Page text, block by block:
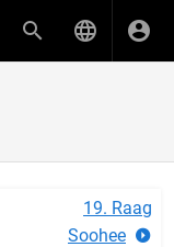
19. Raag
Soohee